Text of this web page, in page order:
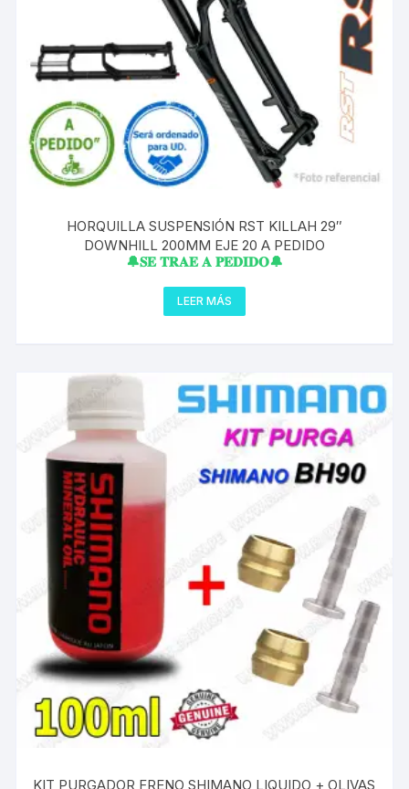
HORQUILLA SUSPENSIÓN RST KILLAH 29″
DOWNHILL 200MM EJE 20 A PEDIDO
🔔𝐒𝐄 𝐓𝐑𝐀𝐄 𝐀 𝐏𝐄𝐃𝐈𝐃𝐎🔔
LEER MÁS
KIT PURGADOR FRENO SHIMANO LIQUIDO + OLIVAS